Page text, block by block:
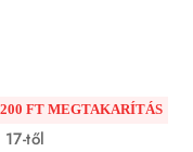
FT MEGTAKARÍTÁS
től